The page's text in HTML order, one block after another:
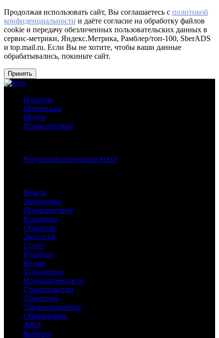
Продолжая использовать сайт, Вы соглашаетесь с политикой
конфиденциальности и даёте согласие на обработку файлов
cookie и передачу обезличенных пользовательских данных в
сервис-метрики, Яндекс.Метрика, Рамблер/топ-100, SberADS
и top.mail.ru. Если Вы не хотите, чтобы ваши данные
обрабатывались, покиньте сайт.
Принять
Новости
Материалы
Медиа
Происшествия
Ресурсный потенциал НАО
Власть
Экономика
Происшествия
Криминал
Общество
Экология
Спорт
Культура
Бизнес
Технологии
Промышленность
Строительство
Транспорт
Здравоохранение
Образование
ЖКХ
Выборы